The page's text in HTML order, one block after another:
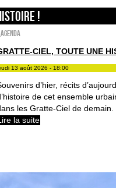
!
_Agenda
CIEL, TOUTE UNE
13 août 2026 - 18:00
d’hier, récits
de cet ensemble
les Gratte-Ciel de demain.
la suite